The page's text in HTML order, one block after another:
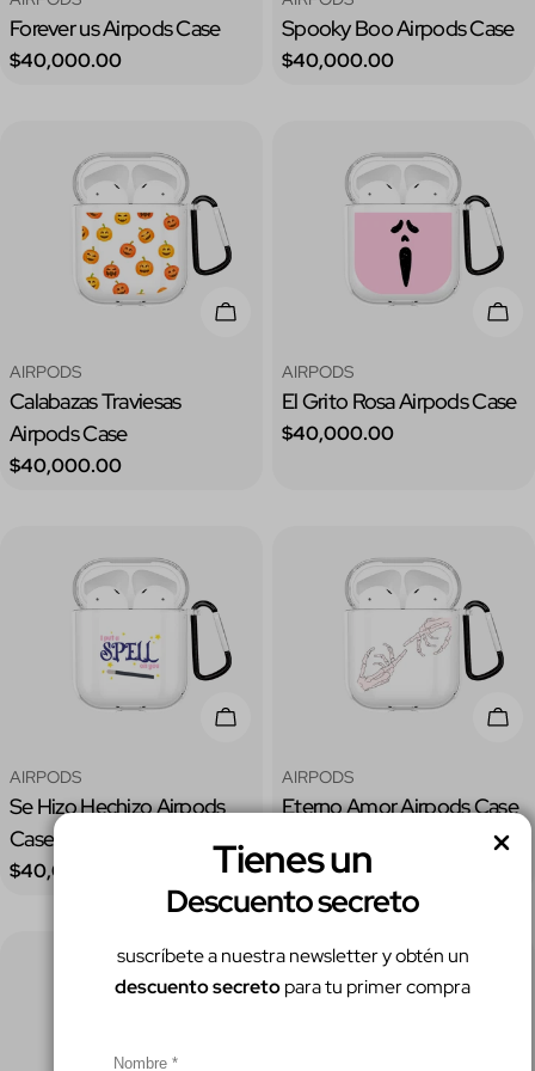
Tienes un
Descuento secreto
suscríbete a nuestra newsletter y obtén un
descuento secretopara tu primer compra
Forever us Airpods Case
Precio
$40,000.00
Spooky Boo Airpods Case
Precio
$40,000.00
Elige Opciones
Tipo:
AIRPODS
Calabazas Traviesas
Airpods Case
Precio
$40,000.00
Tipo:
AIRPODS
El Grito Rosa Airpods Case
Precio
$40,000.00
Elige Opciones
Tipo:
AIRPODS
Se Hizo Hechizo Airpods
Case
Precio
$40,000.00
Tipo:
AIRPODS
Eterno Amor Airpods Case
regular